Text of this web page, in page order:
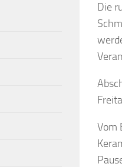
Die
Vom